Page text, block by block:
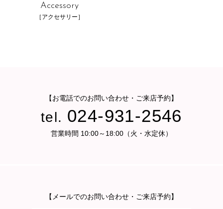
Accessory
［アクセサリー］
【お電話でのお問い合わせ・ご来店予約】
tel. 024-931-2546
営業時間 10:00～18:00（火・水定休）
【メールでのお問い合わせ・ご来店予約】